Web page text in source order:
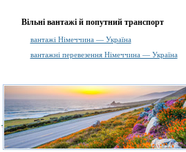
Вільні вантажі й попутний транспорт
вантажі Німеччина — Україна
вантажні перевезення Німеччина — Україна